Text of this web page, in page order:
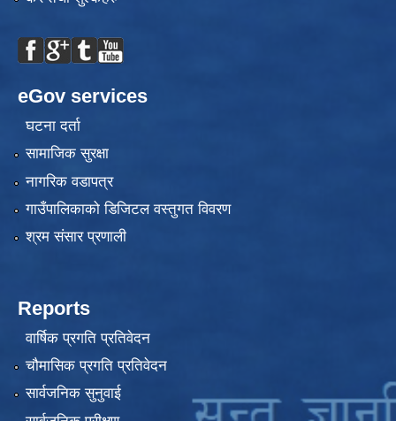
eGov services
घटना दर्ता
सामाजिक सुरक्षा
नागरिक वडापत्र
गाउँपालिकाको डिजिटल वस्तुगत विवरण
श्रम संसार प्रणाली
Reports
वार्षिक प्रगति प्रतिवेदन
चौमासिक प्रगति प्रतिवेदन
सार्वजनिक सुनुवाई